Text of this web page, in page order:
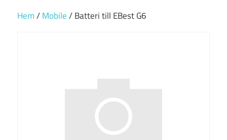
Hem/Mobile/ Batteri till EBest G6